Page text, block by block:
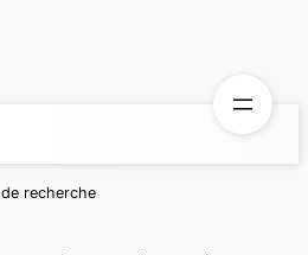
recherche